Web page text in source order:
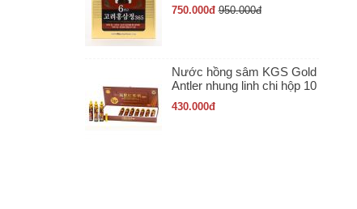
750.000đ 950.000đ
Nước hồng sâm KGS Gold
Antler nhung linh chi hộp 10
ống x 20ml
430.000đ